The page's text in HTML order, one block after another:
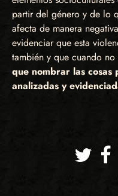
partir del género y de lo
afecta de manera
evidenciar que esta
también y que cuando
que nombrar las
analizadas y
Twitter